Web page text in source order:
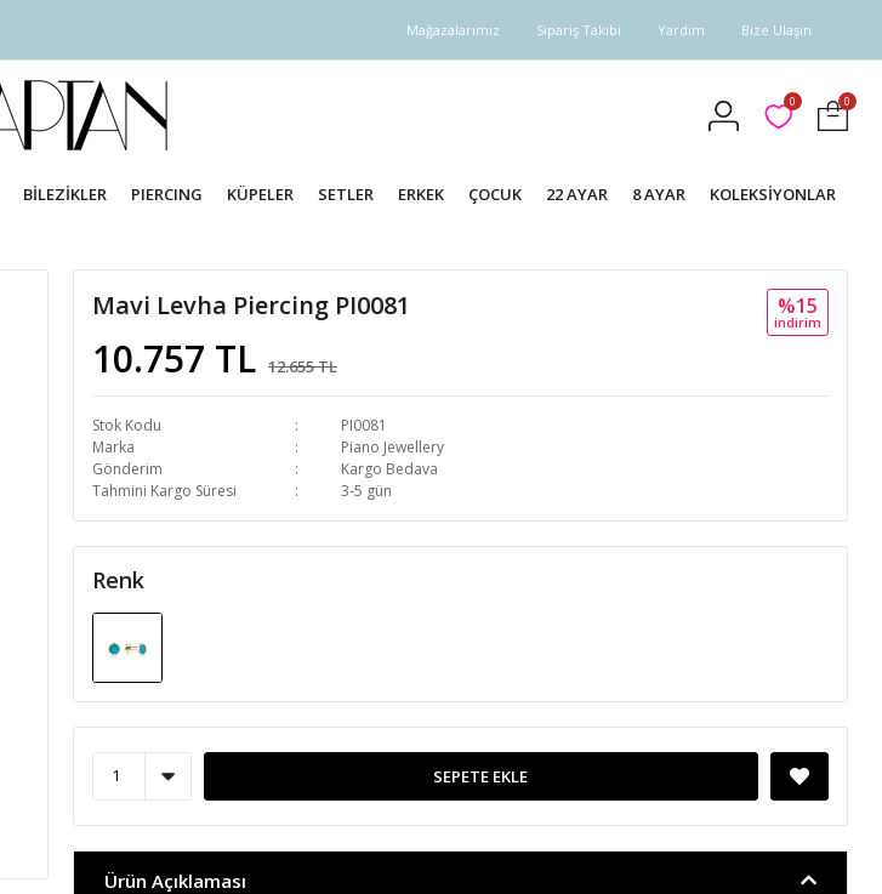
Mağazalarımız Sipariş Takibi Yardım Bize Ulaşın
0 0
BİLEZİKLER PIERCING KÜPELER SETLER ERKEK ÇOCUK 22 AYAR 8 AYAR KOLEKSİYONLAR
Mavi Levha Piercing PI0081
10.757 TL 12.655 TL
%15
i̇ndi̇ri̇m
Stok Kodu
PI0081
Marka
Piano Jewellery
Gönderim
Kargo Bedava
Tahmini Kargo Süresi
3-5 gün
Renk
SEPETE EKLE
Ürün Açıklaması